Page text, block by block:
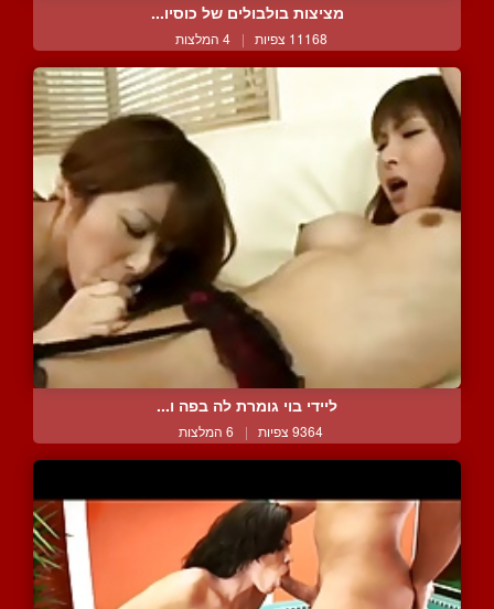
מציצות בולבולים של כוסיו...
11168 צפיות | 4 המלצות
ליידי בוי גומרת לה בפה ו...
9364 צפיות | 6 המלצות